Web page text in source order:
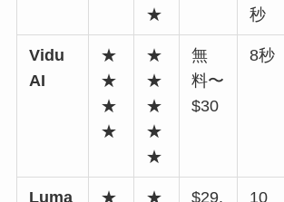
★
秒
Vidu
AI
★
★
★
★
★
★
★
★
★
無
料〜
$30
8秒
Luma
★
★
$29.
10